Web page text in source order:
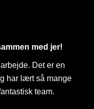
med jer!
Det er en
har lært så mange
team.